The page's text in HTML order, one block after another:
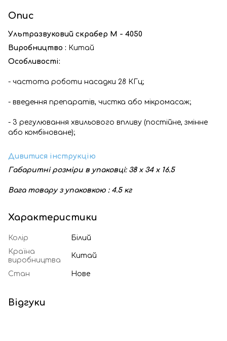
Опис
Ультразвуковий скрабер М - 4050
Виробництво : Китай
Особливості:
- частота роботи насадки 28 КГц;
- введення препаратів, чистка або мікромасаж;
- 3 регулювання хвильового впливу (постійне, змінне
або комбіноване);
Дивитися інструкцію
Габаритні розміри в упаковці: 38 х 34 х 16.5
Вага товару з упаковкою : 4.5 кг
Характеристики
Колір
Білий
Країна
виробництва
Китай
Стан Нове
Відгуки